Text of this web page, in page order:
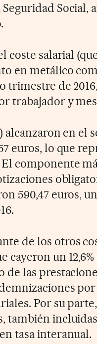
Social,
coste salarial
en metálico
trimestre de
trabajador y
alcanzaron en el
euros, lo que
componente
590,47 euros,
de los otros
cayeron un 12,6%
las
Por su
también
tasa interanual.